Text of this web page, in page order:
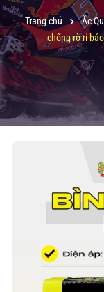
Trang chủ Ắc
chống rò rỉ